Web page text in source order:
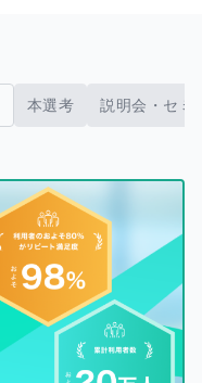
本選考 説明会・セミ